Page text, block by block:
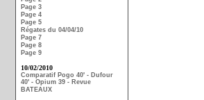
Page 3
Page 4
Page 5
Régates du 04/04/10
Page 7
Page 8
Page 9
10/02/2010
Comparatif Pogo 40' - Dufour
40' - Opium 39 - Revue
BATEAUX